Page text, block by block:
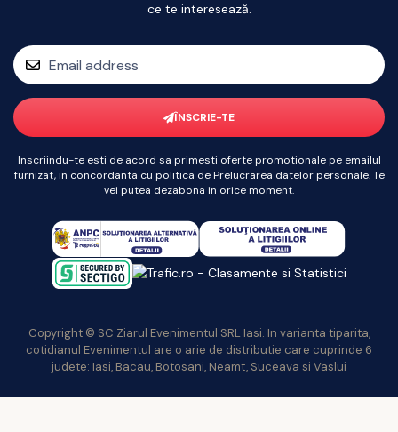
ce te interesează.
ÎNSCRIE-TE
Inscriindu-te esti de acord sa primesti oferte promotionale pe emailul
furnizat, in concordanta cu politica de Prelucrarea datelor personale. Te
vei putea dezabona in orice moment.
Copyright © SC Ziarul Evenimentul SRL Iasi. In varianta tiparita,
cotidianul Evenimentul are o arie de distributie care cuprinde 6
judete: Iasi, Bacau, Botosani, Neamt, Suceava si Vaslui